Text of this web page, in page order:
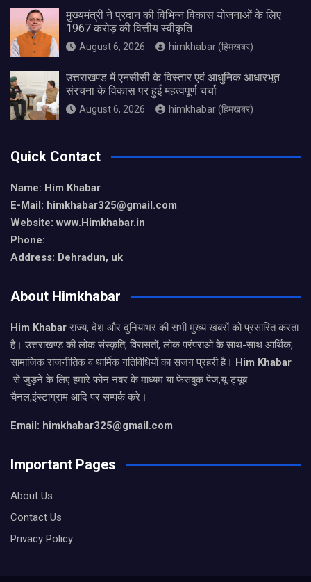
मुख्यमंत्री ने प्रदान की विभिन्न विकास योजनाओं के लिए
1967 करोड़ की वित्तीय स्वीकृति
August 6, 2026 himkhabar (हिमखबर)
उत्तराखण्ड में एनसीसी के विस्तार एवं आधुनिक आधारभूत
संरचना के विकास पर हुई महत्वपूर्ण चर्चा
August 6, 2026 himkhabar (हिमखबर)
Quick Contact
Name: Him Khabar
E-Mail: himkhabar325@gmail.com
Website: www.Himkhabar.in
Phone:
Address: Dehradun, uk
About Himkhabar
Him Khabarराज्य, देश और दुनियाभर की सभी मुख्य खबरों को प्रसारित करता
है। उत्तराखण्ड की लोक संस्कृति, विरासतों, लोक परंपराओ के साथ-साथ आर्थिक,
सामाजिक राजनीतिक व धार्मिक गतिविधियों का सजग प्रहरी है। Him Khabar
से जुड़ने के लिए हमारे फोन नंबर के माध्यम या फेसबुक पेज,यू-ट्यूब
चैनल,इंस्टाग्राम आदि पर सम्पर्क करे।
Email: himkhabar325@gmail.com
Important Pages
About Us
Contact Us
Privacy Policy